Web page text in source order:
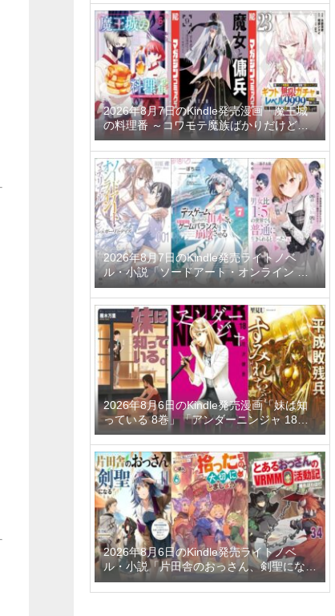
2026年8月7日のKindle発売漫画「魔王城
の料理番 ～コワモテ魔族ばかりだけど、
ホワイトな職場です～ 6巻」「魔女と傭兵
9巻」「信じていた仲間達にダンジョン奥
地で殺されかけたがギフト『無限ガチャ』
でレベル9999の仲間達を手に入れて元パ
ーティーメンバーと世界に復讐＆『ざま
ぁ！』します！ 23巻」など
2026年8月7日のKindle発売ライトノベ
ル・小説「ソードアート・オンライン マ
テリアル1 シュガーリィ・デイズ」「デス
ゲームに巻き込まれた山本さん、気ままに
ゲームバランスを崩壊させる 7巻」「男女
比1：5の世界でも普通に生きられると思
った？6 ～激重感情な彼女たちが無自覚男
子に翻弄されたら～」など
2026年8月6日のKindle発売漫画「妹は知
っている 8巻」「アンダーニンジャ 18
巻」「平成敗残兵すみれちゃん 11巻」な
ど
2026年8月6日のKindle発売ライトノベ
ル・小説「片田舎のおっさん、剣聖になる
11 ～ただの田舎の剣術師範だったのに、
大成した弟子たちが俺を放ってくれない件